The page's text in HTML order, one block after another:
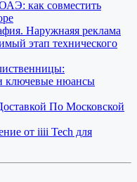
как совместить
Наружнаяя реклама
этап технического
ключевые нюансы
По Московской
от iiii Tech для